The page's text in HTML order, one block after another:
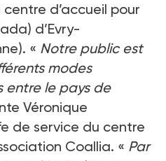
d’accueil pour
d’Evry-
« Notre public est
modes
entre le pays de
Véronique
de service du centre
Coallia. « Par